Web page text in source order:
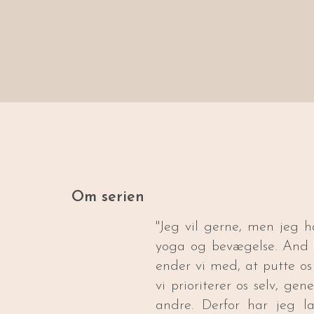
Om serien
"Jeg vil gerne, men jeg
yoga og bevægelse.
ender vi med, at putte
vi prioriterer os selv,
andre. Derfor har jeg